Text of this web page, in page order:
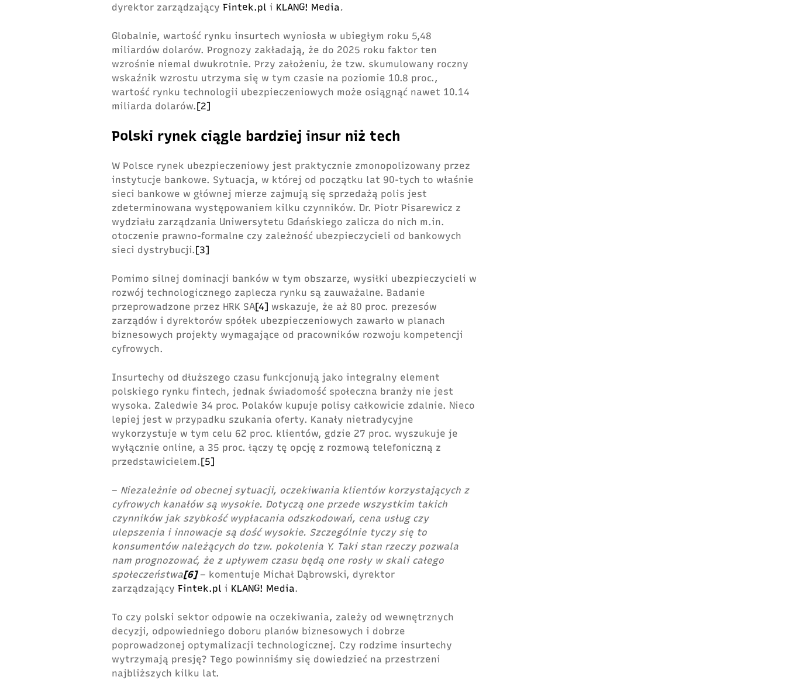
dyrektor zarządzający Fintek.pl i KLANG! Media.
Globalnie, wartość rynku insurtech wyniosła w ubiegłym roku 5,48
miliardów dolarów. Prognozy zakładają, że do 2025 roku faktor ten
wzrośnie niemal dwukrotnie. Przy założeniu, że tzw. skumulowany roczny
wskaźnik wzrostu utrzyma się w tym czasie na poziomie 10.8 proc.,
wartość rynku technologii ubezpieczeniowych może osiągnąć nawet 10.14
miliarda dolarów.[2]
Polski rynek ciągle bardziej insur niż tech
W Polsce rynek ubezpieczeniowy jest praktycznie zmonopolizowany przez
instytucje bankowe. Sytuacja, w której od początku lat 90-tych to właśnie
sieci bankowe w głównej mierze zajmują się sprzedażą polis jest
zdeterminowana występowaniem kilku czynników. Dr. Piotr Pisarewicz z
wydziału zarządzania Uniwersytetu Gdańskiego zalicza do nich m.in.
otoczenie prawno-formalne czy zależność ubezpieczycieli od bankowych
sieci dystrybucji.[3]
Pomimo silnej dominacji banków w tym obszarze, wysiłki ubezpieczycieli w
rozwój technologicznego zaplecza rynku są zauważalne. Badanie
przeprowadzone przez HRK SA[4] wskazuje, że aż 80 proc. prezesów
zarządów i dyrektorów spółek ubezpieczeniowych zawarło w planach
biznesowych projekty wymagające od pracowników rozwoju kompetencji
cyfrowych.
Insurtechy od dłuższego czasu funkcjonują jako integralny element
polskiego rynku fintech, jednak świadomość społeczna branży nie jest
wysoka. Zaledwie 34 proc. Polaków kupuje polisy całkowicie zdalnie. Nieco
lepiej jest w przypadku szukania oferty. Kanały nietradycyjne
wykorzystuje w tym celu 62 proc. klientów, gdzie 27 proc. wyszukuje je
wyłącznie online, a 35 proc. łączy tę opcję z rozmową telefoniczną z
przedstawicielem.[5]
– Niezależnie od obecnej sytuacji, oczekiwania klientów korzystających z
cyfrowych kanałów są wysokie. Dotyczą one przede wszystkim takich
czynników jak szybkość wypłacania odszkodowań, cena usług czy
ulepszenia i innowacje są dość wysokie. Szczególnie tyczy się to
konsumentów należących do tzw. pokolenia Y. Taki stan rzeczy pozwala
nam prognozować, że z upływem czasu będą one rosły w skali całego
społeczeństwa[6]– komentuje Michał Dąbrowski, dyrektor
zarządzający Fintek.pl i KLANG! Media.
To czy polski sektor odpowie na oczekiwania, zależy od wewnętrznych
decyzji, odpowiedniego doboru planów biznesowych i dobrze
poprowadzonej optymalizacji technologicznej. Czy rodzime insurtechy
wytrzymają presję? Tego powinniśmy się dowiedzieć na przestrzeni
najbliższych kilku lat.